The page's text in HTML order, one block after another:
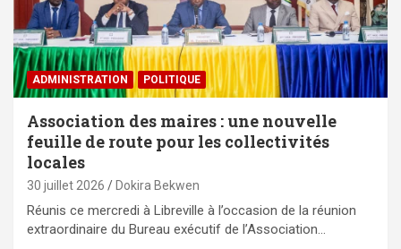
ADMINISTRATION POLITIQUE
Association des maires : une nouvelle
feuille de route pour les collectivités
locales
30 juillet 2026 Dokira Bekwen
Réunis ce mercredi à Libreville à l’occasion de la réunion
extraordinaire du Bureau exécutif de l’Association…